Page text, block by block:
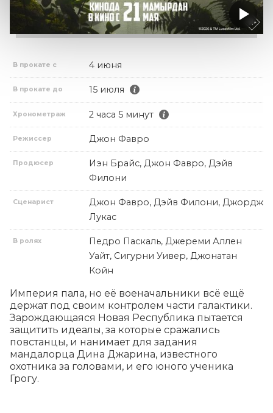
В прокате с 4 июня
В прокате до 15 июля
Хронометраж 2 часа 5 минут
Режиссер Джон Фавро
Продюсер
Иэн Брайс, Джон Фавро, Дэйв
Филони
Сценарист
Джон Фавро, Дэйв Филони, Джордж
Лукас
В ролях
Педро Паскаль, Джереми Аллен
Уайт, Сигурни Уивер, Джонатан
Койн
Империя пала, но её военачальники всё ещё
держат под своим контролем части галактики.
Зарождающаяся Новая Республика пытается
защитить идеалы, за которые сражались
повстанцы, и нанимает для задания
мандалорца Дина Джарина, известного
охотника за головами, и его юного ученика
Грогу.